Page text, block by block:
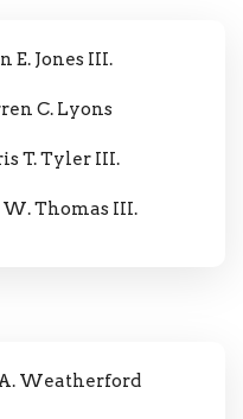
E. Jones III.
C. Lyons
T. Tyler III.
W. Thomas III.
Weatherford